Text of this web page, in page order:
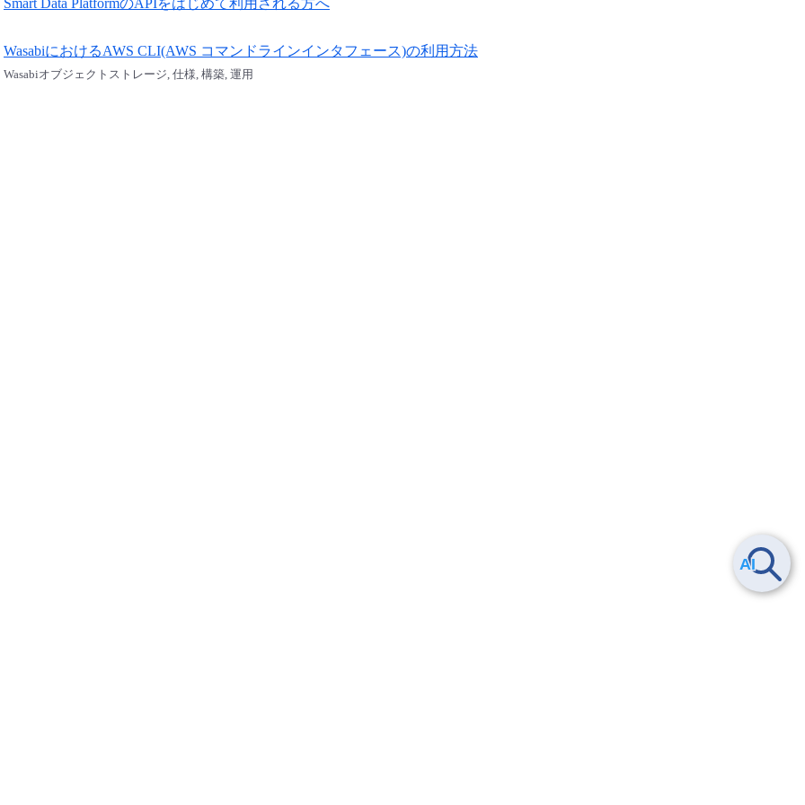
Smart Data PlatformのAPIをはじめて利用される方へ
WasabiにおけるAWS CLI(AWS コマンドラインインタフェース)の利用方法
Wasabiオブジェクトストレージ, 仕様, 構築, 運用